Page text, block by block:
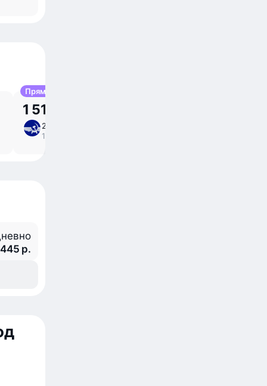
Прямой
1 516 р.
21 сен, пн
11:05 – 17:50
445 р.